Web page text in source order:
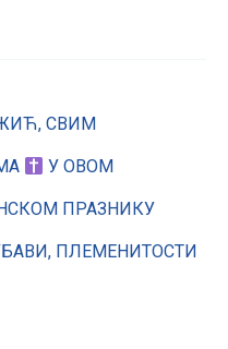
СВИМ
У ОВОМ
ПРАЗНИКУ
ПЛЕМЕНИТОСТИ